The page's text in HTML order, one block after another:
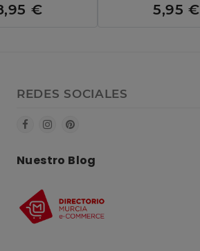
€ 5,95 €
REDES SOCIALES
Nuestro Blog